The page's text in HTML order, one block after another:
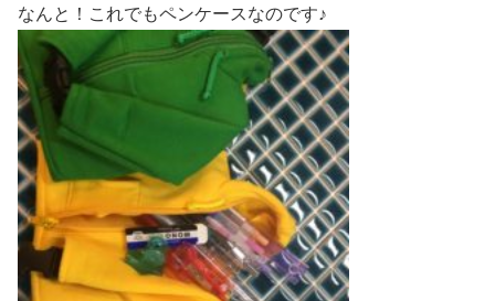
なんと！これでもペンケースなのです♪